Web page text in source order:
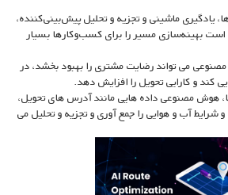
یادگیری ماشینی و تجزیه و تحلیل پیش‌بینی‌کننده،
بهینه‌سازی مسیر را برای کسب‌وکارها بسیار
می تواند رضایت مشتری را بهبود بخشد، در
کند و کارایی تحویل را افزایش دهد.
هوش مصنوعی داده هایی مانند آدرس های تحویل،
شرایط آب و هوایی را جمع آوری و تجزیه و تحلیل می